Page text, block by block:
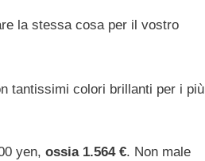
la stessa cosa per il vostro
tantissimi colori brillanti per i più
yen, ossia 1.564 €. Non male